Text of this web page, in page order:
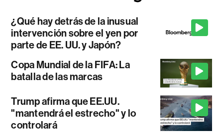
¿Qué hay detrás de la inusual
intervención sobre el yen por
parte de EE. UU. y Japón?
Copa Mundial de la FIFA: La
batalla de las marcas
Trump afirma que EE.UU.
"mantendrá el estrecho" y lo
controlará